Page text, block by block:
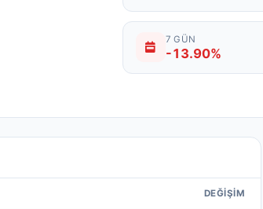
7 GÜN
-13.90%
DEĞIŞIM